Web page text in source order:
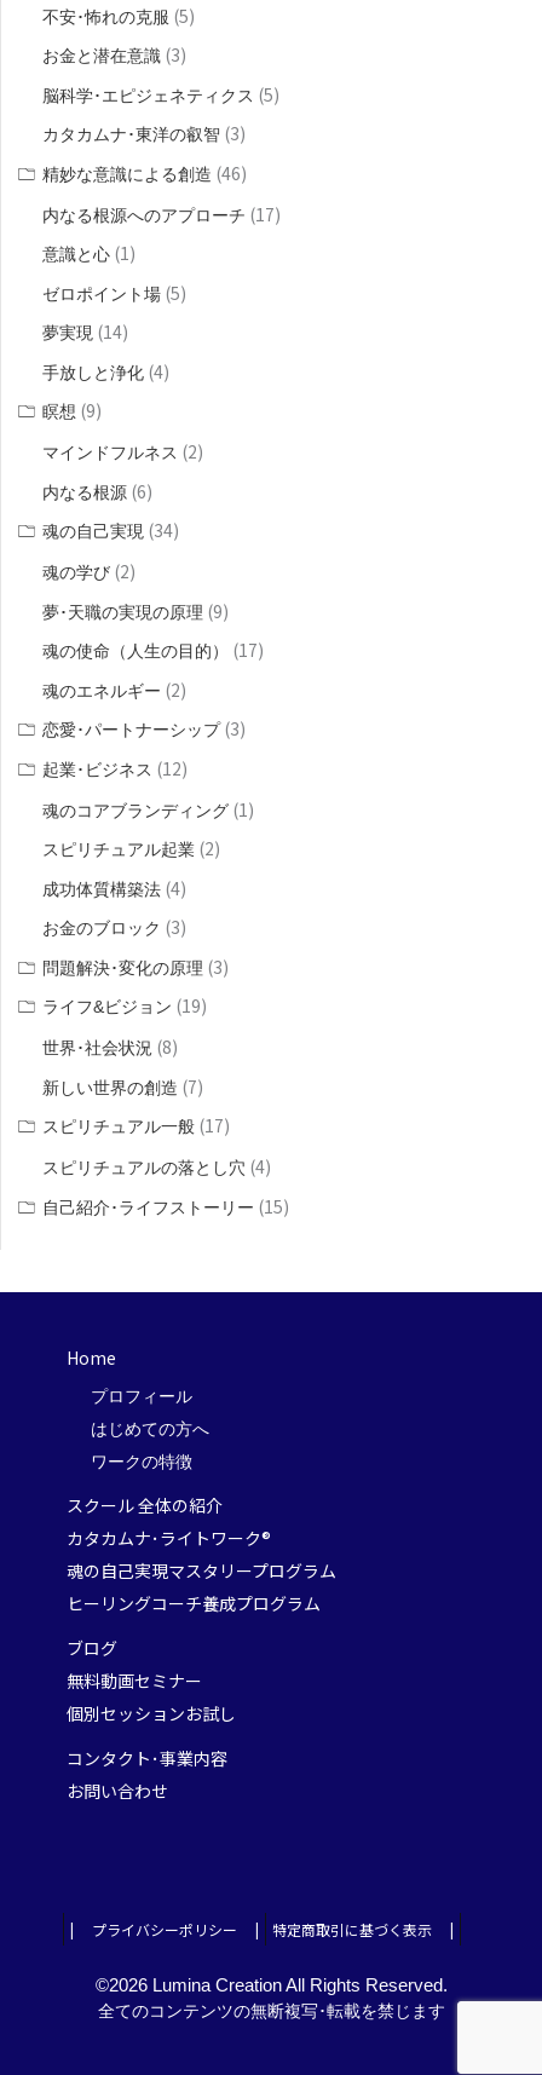
不安･怖れの克服 (5)
お金と潜在意識 (3)
脳科学･エピジェネティクス (5)
カタカムナ･東洋の叡智 (3)
精妙な意識による創造 (46)
内なる根源へのアプローチ (17)
意識と心 (1)
ゼロポイント場 (5)
夢実現 (14)
手放しと浄化 (4)
瞑想 (9)
マインドフルネス (2)
内なる根源 (6)
魂の自己実現 (34)
魂の学び (2)
夢･天職の実現の原理 (9)
魂の使命（人生の目的） (17)
魂のエネルギー (2)
恋愛･パートナーシップ(3)
起業･ビジネス (12)
魂のコアブランディング (1)
スピリチュアル起業 (2)
成功体質構築法 (4)
お金のブロック (3)
問題解決･変化の原理 (3)
ライフ&ビジョン (19)
世界･社会状況 (8)
新しい世界の創造 (7)
スピリチュアル一般 (17)
スピリチュアルの落とし穴 (4)
自己紹介･ライフストーリー (15)
Home
プロフィール
はじめての方へ
ワークの特徴
スクール 全体の紹介
カタカムナ･ライトワーク®
魂の自己実現マスタリープログラム
ヒーリングコーチ養成プログラム
ブログ
無料動画セミナー
個別セッションお試し
コンタクト･事業内容
お問い合わせ
| プライバシーポリシー | 特定商取引に基づく表示 |
©2026 Lumina Creation All Rights Reserved.
全てのコンテンツの無断複写･転載を禁じます